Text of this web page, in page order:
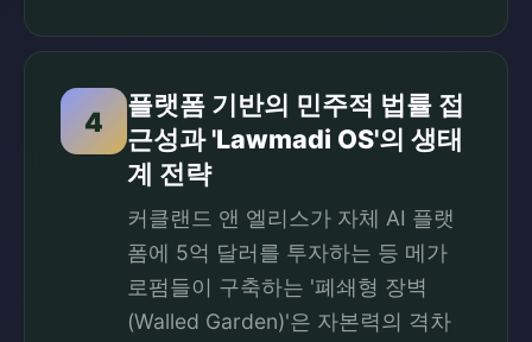
4
플랫폼 기반의 민주적 법률 접
근성과 'Lawmadi OS'의 생태
계 전략
커클랜드 앤 엘리스가 자체 AI 플랫
폼에 5억 달러를 투자하는 등 메가
로펌들이 구축하는 '폐쇄형 장벽
(Walled Garden)'은 자본력의 격차